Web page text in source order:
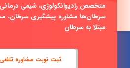
متخصص رادیوانکولوژی، شیمی درمانی
سرطان‌ها مشاوره پیشگیری سرطان،
مبتلا به سرطان
ثبت نوبت مشاوره